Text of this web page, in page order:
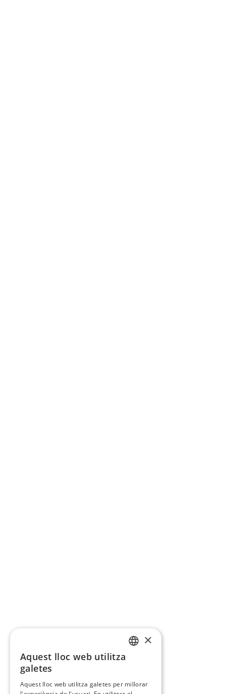
×
Aquest lloc web utilitza
galetes
Aquest lloc web utilitza galetes per millorar